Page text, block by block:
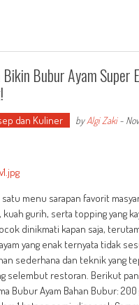
Bubur Ayam Super
dan Kuliner byAlgi Zaki-
satu menu sarapan favorit
gurih, serta topping yang
dinikmati kapan saja,
yang enak ternyata tidak
sederhana dan teknik yang
selembut restoran. Berikut
Bubur Ayam Bahan Bubur: 200